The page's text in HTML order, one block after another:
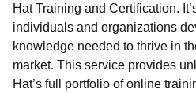
Hat Training and Certification.
individuals and organizations
knowledge needed to thrive in
market. This service provides
Hat’s full portfolio of online